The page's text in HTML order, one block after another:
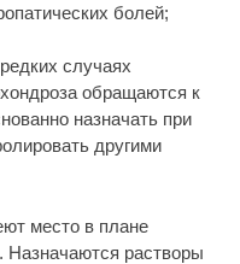
болей;
случаях
обращаются к
назначать при
другими
место в плане
Назначаются растворы